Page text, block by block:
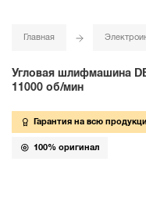
Главная
Угловая шлифмашина
11000 об/мин
Гарантия на всю
100% оригинал